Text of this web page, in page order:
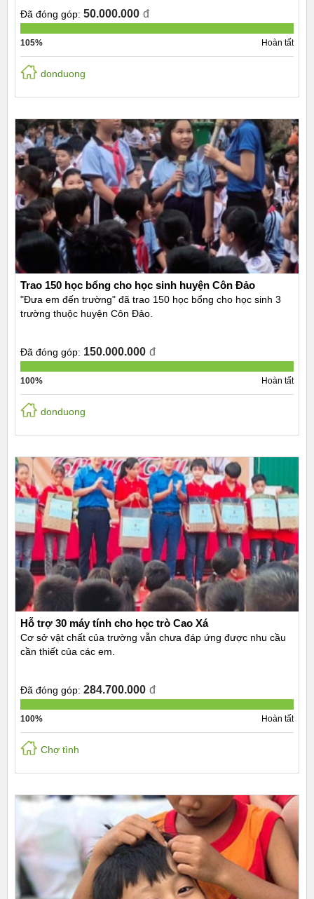
Đã đóng góp: 50.000.000 đ
105% Hoàn tất
donduong
Trao 150 học bổng cho học sinh huyện Côn Đảo
"Đưa em đến trường" đã trao 150 học bổng cho học sinh 3
trường thuộc huyện Côn Đảo.
Đã đóng góp: 150.000.000 đ
100% Hoàn tất
donduong
Hỗ trợ 30 máy tính cho học trò Cao Xá
Cơ sở vật chất của trường vẫn chưa đáp ứng được nhu cầu
cần thiết của các em.
Đã đóng góp: 284.700.000 đ
100% Hoàn tất
Chợ tình